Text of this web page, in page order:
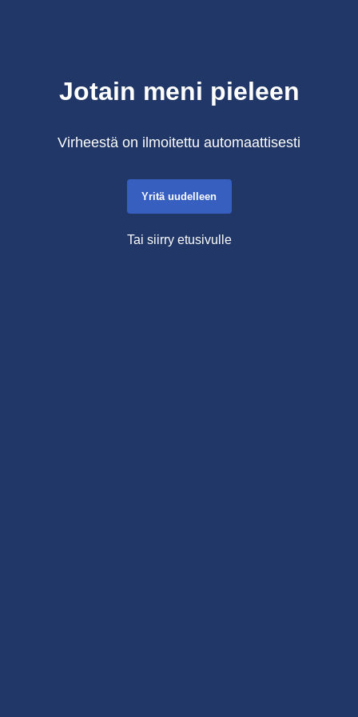
Jotain meni pieleen
Virheestä on ilmoitettu automaattisesti
Yritä uudelleen
Tai siirry etusivulle